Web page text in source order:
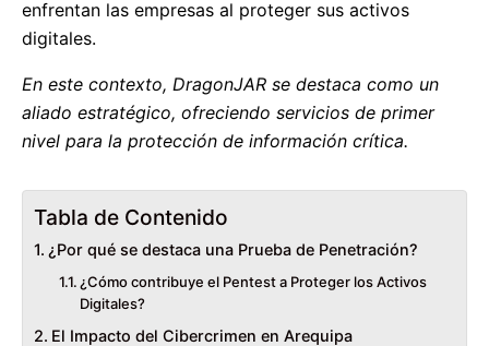
enfrentan las empresas al proteger sus activos
digitales.
En este contexto, DragonJAR se destaca como un
aliado estratégico, ofreciendo servicios de primer
nivel para la protección de información crítica.
Tabla de Contenido
¿Por qué se destaca una Prueba de Penetración?
¿Cómo contribuye el Pentest a Proteger los Activos
Digitales?
El Impacto del Cibercrimen en Arequipa